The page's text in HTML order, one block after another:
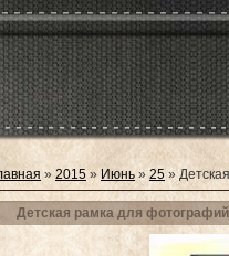
» 2015 » Июнь » 25 »
Детская рамка для